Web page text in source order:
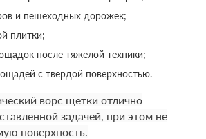
и пешеходных дорожек;
плитки;
после тяжелой техники;
с твердой поверхностью.
ворс щетки отлично
задачей, при этом не
поверхность.